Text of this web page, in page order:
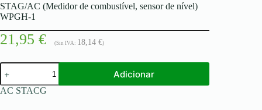
STAG/AC (Medidor de combustível, sensor de nível)
WPGH-1
21,95 € (Sin IVA: 18,14 €)
Quantidade
de
STAG/AC
(Medidor
Adicionar
AC STACG